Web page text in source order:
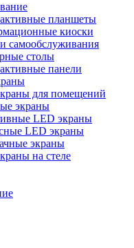
планшеты
киоски
самообслуживания
столы
панели
для помещений
экраны
LED экраны
LED экраны
экраны
на стеле